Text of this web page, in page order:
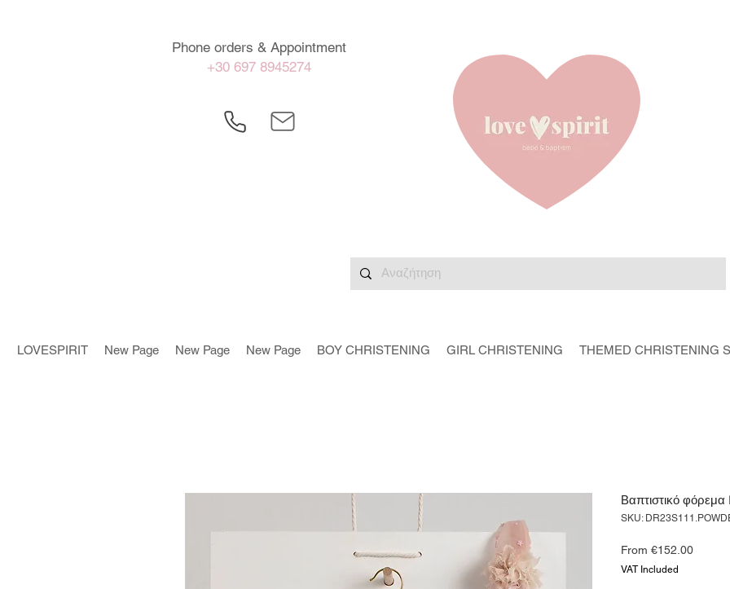
Phone orders & Appointment
+30 697 8945274
Βαπτιστικό
SKU:
From €152.00Sale
VAT Included
LOVESPIRIT New Page New Page New Page BOY CHRISTENING GIRL CHRISTENING THEMED CHRISTENING